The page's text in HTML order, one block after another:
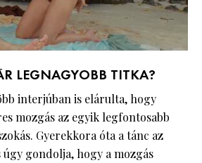
LEGNAGYOBB TITKA?
interjúban is elárulta, hogy
mozgás az egyik legfontosabb
Gyerekkora óta a tánc az
úgy gondolja, hogy a mozgás